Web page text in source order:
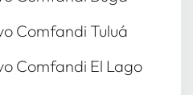
Comfandi Tuluá
Comfandi El Lago